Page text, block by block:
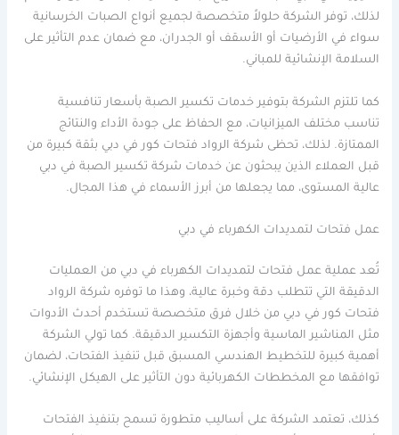
لذلك، توفر الشركة حلولاً متخصصة لجميع أنواع الصبات الخرسانية
سواء في الأرضيات أو الأسقف أو الجدران، مع ضمان عدم التأثير على
السلامة الإنشائية للمباني.
كما تلتزم الشركة بتوفير خدمات تكسير الصبة بأسعار تنافسية
تناسب مختلف الميزانيات، مع الحفاظ على جودة الأداء والنتائج
الممتازة. لذلك، تحظى شركة الرواد فتحات كور في دبي بثقة كبيرة من
قبل العملاء الذين يبحثون عن خدمات شركة تكسير الصبة في دبي
عالية المستوى، مما يجعلها من أبرز الأسماء في هذا المجال.
عمل فتحات لتمديدات الكهرباء في دبي
تُعد عملية عمل فتحات لتمديدات الكهرباء في دبي من العمليات
الدقيقة التي تتطلب دقة وخبرة عالية، وهذا ما توفره شركة الرواد
فتحات كور في دبي من خلال فرق متخصصة تستخدم أحدث الأدوات
مثل المناشير الماسية وأجهزة التكسير الدقيقة. كما تولي الشركة
أهمية كبيرة للتخطيط الهندسي المسبق قبل تنفيذ الفتحات، لضمان
توافقها مع المخططات الكهربائية دون التأثير على الهيكل الإنشائي.
كذلك، تعتمد الشركة على أساليب متطورة تسمح بتنفيذ الفتحات